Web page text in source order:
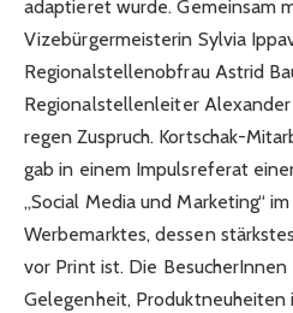
adaptieret wurde. Gemeinsam
Vizebürgermeisterin Sylvia
Regionalstellenobfrau Astrid
Regionalstellenleiter
regen Zuspruch. Kortschak-
gab in einem Impulsreferat
„Social Media und Marketing“
Werbemarktes, dessen
vor Print ist. Die
Gelegenheit,